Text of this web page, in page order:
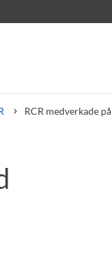
RCR medverkade